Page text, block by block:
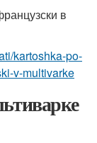
в
kartoshka-po-
v-multivarke